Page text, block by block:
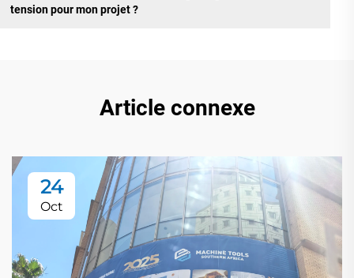
tension pour mon projet ?
Article connexe
24
Oct